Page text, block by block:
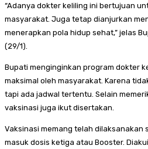
“Adanya dokter keliling ini bertujuan
masyarakat. Juga tetap dianjurkan
menerapkan pola hidup sehat,” jelas
(29/1).
Bupati menginginkan program dokter
maksimal oleh masyarakat. Karena
tapi ada jadwal tertentu. Selain
vaksinasi juga ikut disertakan.
Vaksinasi memang telah dilaksanakan
masuk dosis ketiga atau Booster.